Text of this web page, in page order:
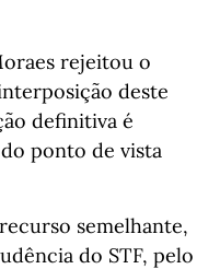
rejeitou o
deste
definitiva é
ponto de vista
semelhante,
do STF, pelo